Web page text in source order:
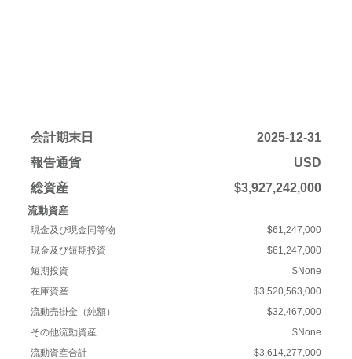
会計期末日
2025-12-31
報告通貨
USD
総資産
$3,927,242,000
流動資産
現金及び現金同等物
$61,247,000
現金及び短期投資
$61,247,000
短期投資
$None
在庫資産
$3,520,563,000
流動売掛金（純額）
$32,467,000
その他流動資産
$None
流動資産合計
$3,614,277,000